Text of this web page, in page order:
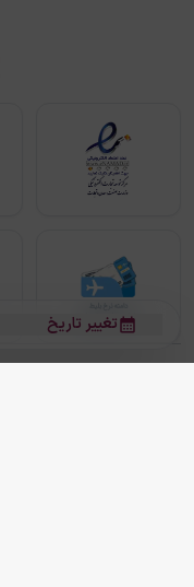
تغییر تاریخ